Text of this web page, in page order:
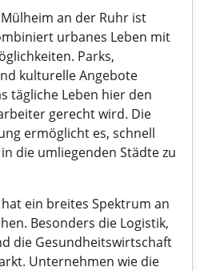
an der Ruhr ist
urbanes Leben mit
Parks,
kulturelle Angebote
tägliche Leben hier den
gerecht wird. Die
ermöglicht es, schnell
die umliegenden Städte zu
ein breites Spektrum an
Besonders die Logistik,
die Gesundheitswirtschaft
Unternehmen wie die